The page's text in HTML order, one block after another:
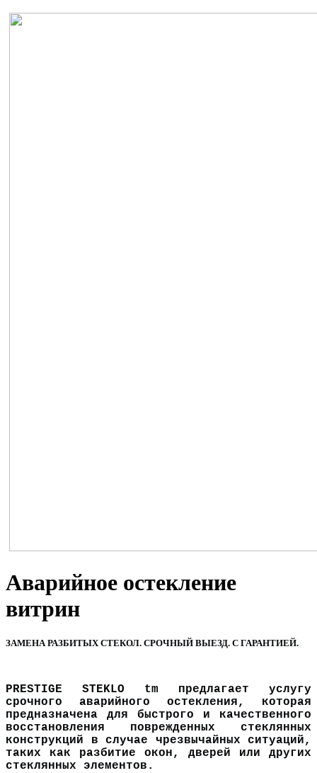
Аварийное остекление
витрин
ЗАМЕНА РАЗБИТЫХ СТЕКОЛ. СРОЧНЫЙ ВЫЕЗД. С ГАРАНТИЕЙ.
PRESTIGE STEKLO tm предлагает услугу
срочного аварийного остекления, которая
предназначена для быстрого и качественного
восстановления поврежденных стеклянных
конструкций в случае чрезвычайных ситуаций,
таких как разбитие окон, дверей или других
стеклянных элементов.